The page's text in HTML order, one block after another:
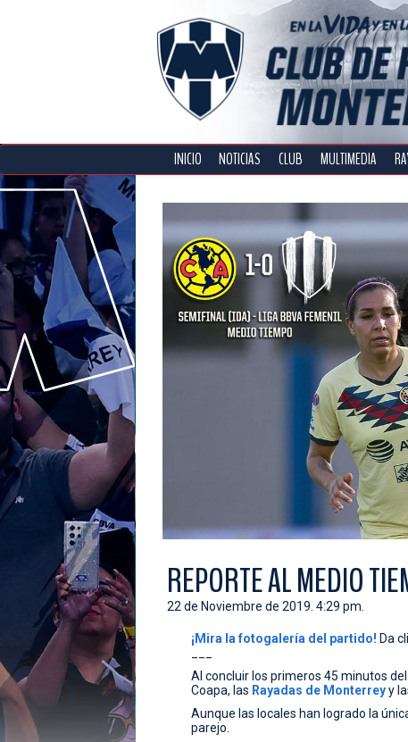
INICIO NOTICIAS CLUB MULTIMEDIA
REPORTE AL MEDIO
22 de Noviembre de 2019. 4:29 pm.
¡Mira la fotogalería del partido! Da
Al concluir los primeros 45 minutos
Coapa, las Rayadas de Monterreyy
Aunque las locales han logrado la
parejo.